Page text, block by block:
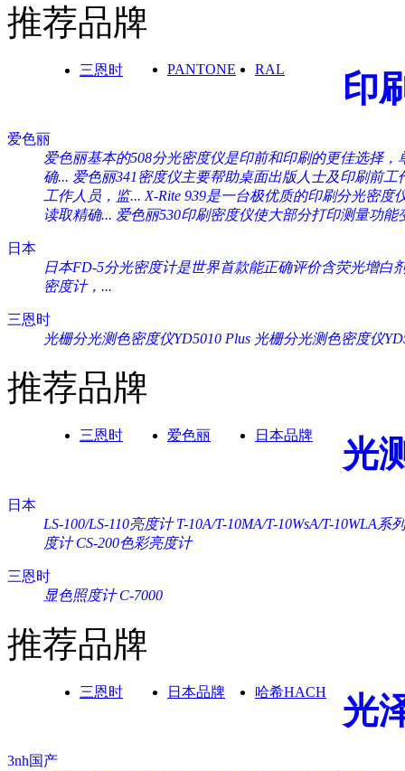
推荐品牌
三恩时 PANTONE RAL 印
爱色丽
爱色丽基本的508分光密度仪是印前和印刷的更佳选择，
确... 爱色丽341密度仪主要帮助桌面出版人士及印刷前工
工作人员，监... X-Rite 939是一台极优质的印刷分光密度
读取精确... 爱色丽530印刷密度仪使大部分打印测量功能
日本
日本FD-5分光密度计是世界首款能正确评价含荧光增白
密度计，...
三恩时
光栅分光测色密度仪YD5010 Plus 光栅分光测色密度仪
推荐品牌
三恩时 爱色丽 日本品牌 光
日本
LS-100/LS-110亮度计 T-10A/T-10MA/T-10WsA/T-10WLA系
度计 CS-200色彩亮度计
三恩时
显色照度计 C-7000
推荐品牌
三恩时 日本品牌 哈希HACH 光
3nh国产